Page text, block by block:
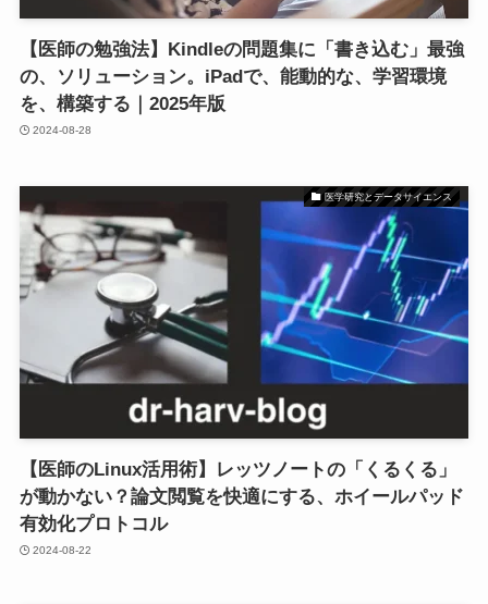
【医師の勉強法】Kindleの問題集に「書き込む」最強
の、ソリューション。iPadで、能動的な、学習環境
を、構築する｜2025年版
2024-08-28
医学研究とデータサイエンス
【医師のLinux活用術】レッツノートの「くるくる」
が動かない？論文閲覧を快適にする、ホイールパッド
有効化プロトコル
2024-08-22